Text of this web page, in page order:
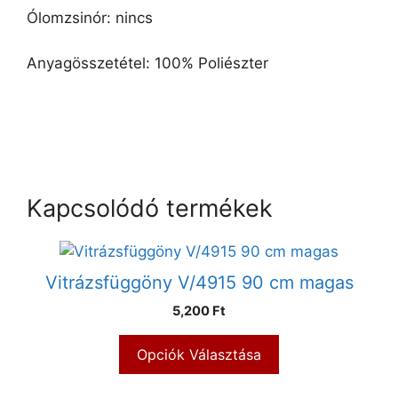
Ólomzsinór: nincs
Anyagösszetétel: 100% Poliészter
Kapcsolódó termékek
Vitrázsfüggöny V/4915 90 cm magas
5,200 Ft
Opciók Választása